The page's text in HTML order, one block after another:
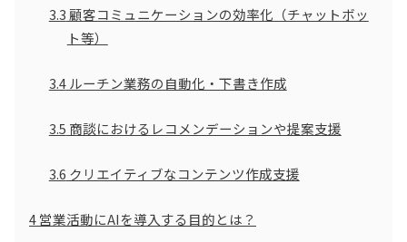
3.3顧客コミュニケーションの効率化（チャットボッ
ト等）
3.4ルーチン業務の自動化・下書き作成
3.5 商談におけるレコメンデーションや提案支援
3.6 クリエイティブなコンテンツ作成支援
4営業活動にAIを導入する目的とは？